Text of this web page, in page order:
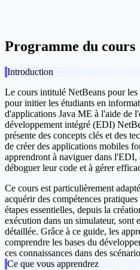
Programme du cours
Introduction
Le cours intitulé NetBeans pour
pour initier les étudiants en
d'applications Java ME à l'aide de
développement intégré (EDI)
présente des concepts clés et des
de créer des applications mobiles
apprendront à naviguer dans l'EDI,
déboguer leur code et à gérer
Ce cours est particulièrement
acquérir des compétences
étapes essentielles, depuis la
exécution dans un simulateur, sont
détaillée. Grâce à ce guide, les
comprendre les bases du
ces connaissances dans des
Ce que vous apprendrez